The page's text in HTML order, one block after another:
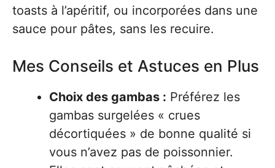
toasts à l’apéritif, ou incorporées dans une
sauce pour pâtes, sans les recuire.
Mes Conseils et Astuces en Plus
Choix des gambas : Préférez les
gambas surgelées « crues
décortiquées » de bonne qualité si
vous n’avez pas de poissonnier.